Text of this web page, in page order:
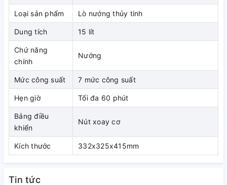
Tích hợp nhiều chức năng
kg, nướng rau củ, nướng bánh, lò còn có chức năng hâm
Loại sản phẩm Lò nướng thủy tinh
Dung tích 15 lít
Chứ năng
chính
Nướng
Mức công suất 7 mức công suất
Hẹn giờ Tối đa 60 phút
Bảng điều
khiển
Nút xoay cơ
Kích thước 332x325x415mm
Tin tức